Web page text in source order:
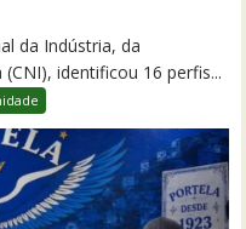
da Indústria, da
identificou 16 perfis...